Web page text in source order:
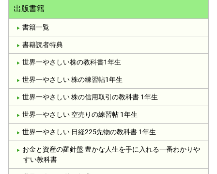
出版書籍
書籍一覧
書籍読者特典
世界一やさしい株の教科書1年生
世界一やさしい 株の練習帖1年生
世界一やさしい 株の信用取引の教科書 1年生
世界一やさしい 空売りの練習帖 1年生
世界一やさしい 日経225先物の教科書 1年生
お金と資産の羅針盤 豊かな人生を手に入れる一番わかりや
すい教科書